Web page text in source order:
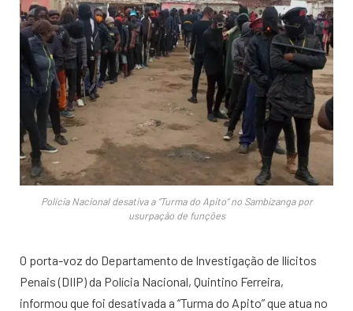
Polícia Nacional desativa a “Turma do Apito” no Sambizanga por
usurpação de funções
O porta-voz do Departamento de Investigação de Ilícitos
Penais (DIIP) da Polícia Nacional, Quintino Ferreira,
informou que foi desativada a “Turma do Apito” que atua no